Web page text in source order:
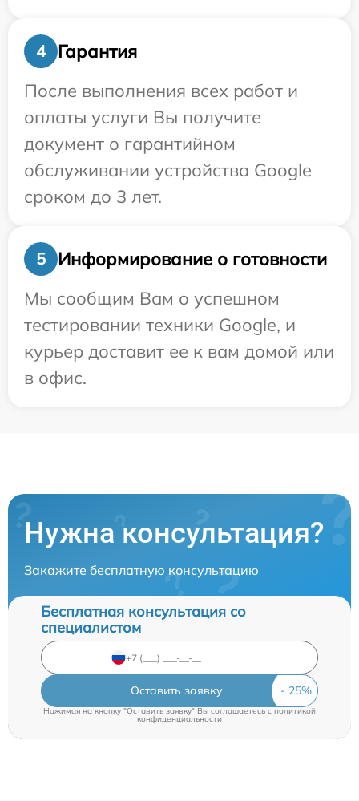
4
Гарантия
После выполнения всех работ и
оплаты услуги Вы получите
документ о гарантийном
обслуживании устройства Google
сроком до 3 лет.
5
Информирование о готовности
Мы сообщим Вам о успешном
тестировании техники Google, и
курьер доставит ее к вам домой или
в офис.
Нужна консультация?
Закажите бесплатную консультацию
Бесплатная консультация со
специалистом
Оставить заявку
Нажимая на кнопку "Оставить заявку" Вы соглашаетесь c политикой
конфиденциальности